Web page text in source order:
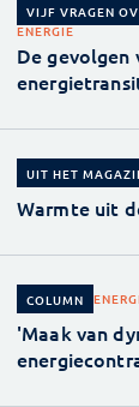
VIJF VRAGEN
ENERGIE
De gevolgen
UIT HET
Warmte uit
COLUMN
'Maak van